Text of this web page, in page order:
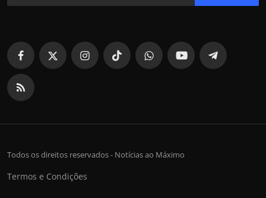
Todos os direitos reservados - Notícias ao Máximo
Termos e Condições